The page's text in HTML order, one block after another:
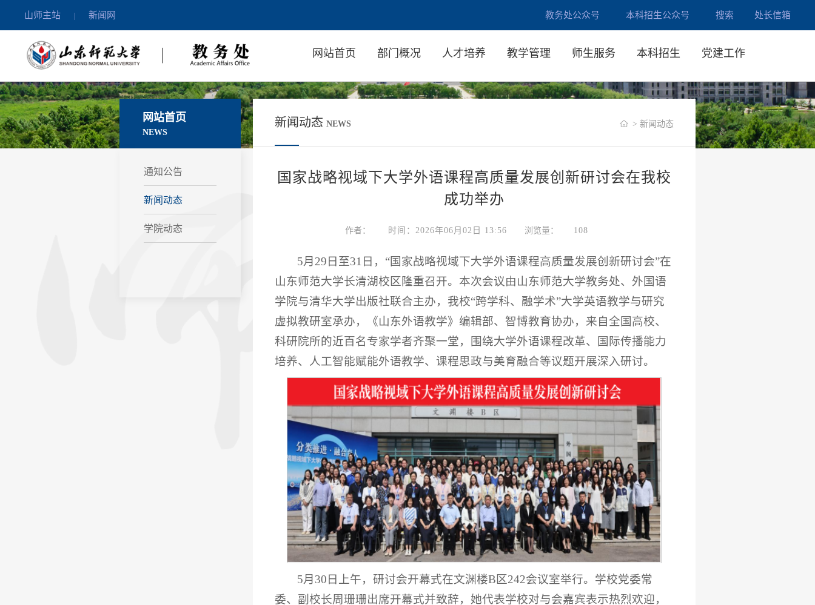
山师主站 | 新闻网 搜索
教务处公众号 本科招生公众号 处长信箱
网站首页 部门概况 人才培养 教学管理 师生服务 本科招生 党建工作
网站首页
NEWS
通知公告
新闻动态
学院动态
新闻动态 NEWS > 新闻动态
国家战略视域下大学外语课程高质量发展创新研讨会在我校
成功举办
作者： 时间：2026年06月02日 13:56 浏览量： 108
5月29日至31日，“国家战略视域下大学外语课程高质量发展创新研讨会”在
山东师范大学长清湖校区隆重召开。本次会议由山东师范大学教务处、外国语
学院与清华大学出版社联合主办，我校“跨学科、融学术”大学英语教学与研究
虚拟教研室承办，《山东外语教学》编辑部、智博教育协办，来自全国高校、
科研院所的近百名专家学者齐聚一堂，围绕大学外语课程改革、国际传播能力
培养、人工智能赋能外语教学、课程思政与美育融合等议题开展深入研讨。
5月30日上午，研讨会开幕式在文渊楼B区242会议室举行。学校党委常
委、副校长周珊珊出席开幕式并致辞，她代表学校对与会嘉宾表示热烈欢迎，